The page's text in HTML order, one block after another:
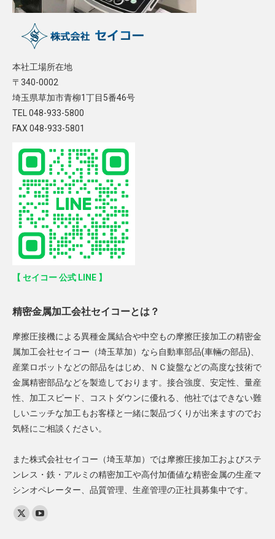
本社工場所在地
〒340-0002
埼玉県草加市青柳1丁目5番46号
TEL 048-933-5800
FAX 048-933-5801
【 セイコー 公式 LINE 】
精密金属加工会社セイコーとは？
摩擦圧接機による異種金属結合や中空もの摩擦圧接加工の精密金
属加工会社セイコー（埼玉草加）なら自動車部品(車輛の部品)、
産業ロボットなどの部品をはじめ、ＮＣ旋盤などの高度な技術で
金属精密部品などを製造しております。接合強度、安定性、量産
性、加工スピード、コストダウンに優れる、他社ではできない難
しいニッチな加工もお客様と一緒に製品づくりが出来ますのでお
気軽にご相談ください。
また株式会社セイコー（埼玉草加）では摩擦圧接加工およびステ
ンレス・鉄・アルミの精密加工や高付加価値な精密金属の生産マ
シンオペレーター、品質管理、生産管理の正社員募集中です。
Find us on:
X
YouTube